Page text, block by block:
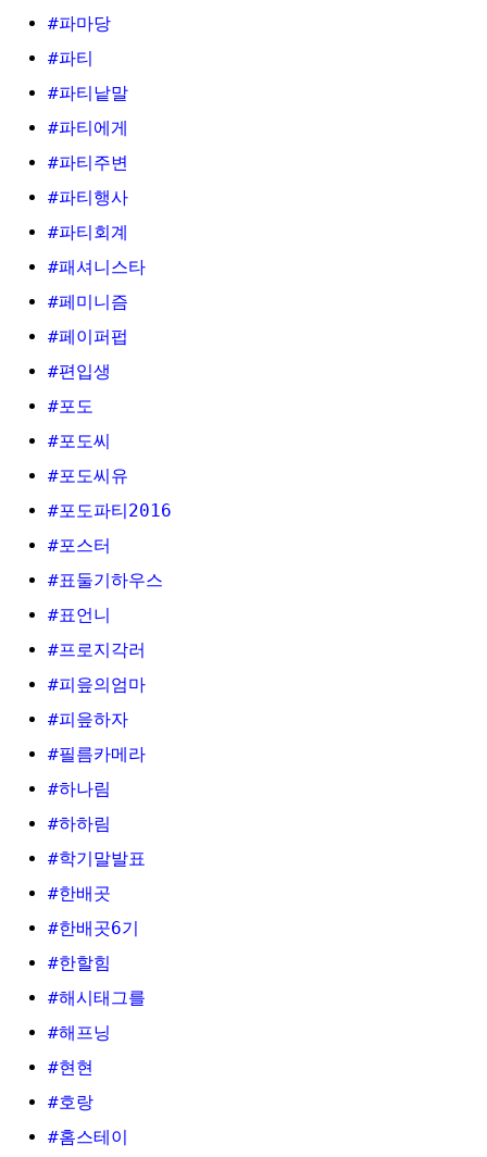
#파마당
#파티
#파티낱말
#파티에게
#파티주변
#파티행사
#파티회계
#패셔니스타
#페미니즘
#페이퍼펍
#편입생
#포도
#포도씨
#포도씨유
#포도파티2016
#포스터
#표둘기하우스
#표언니
#프로지각러
#피읖의엄마
#피읖하자
#필름카메라
#하나림
#하하림
#학기말발표
#한배곳
#한배곳6기
#한할힘
#해시태그를
#해프닝
#현현
#호랑
#홈스테이